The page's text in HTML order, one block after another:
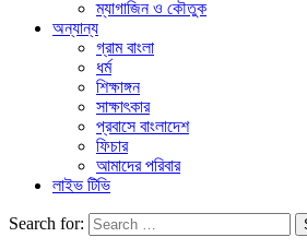
ম্যাগাজিন ও কৌতুক
অন্যান্য
গ্রাম বাংলা
ধর্ম
শিক্ষাঙ্গন
সাক্ষাৎকার
প্রবাসে বাংলাদেশ
ফিচার
আমাদের পরিবার
লাইভ টিভি
Search for: